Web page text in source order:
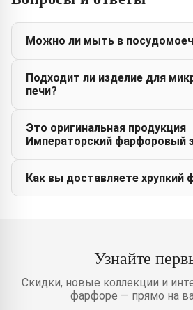
Можно ли мыть в
Подходит ли изделие для
печи?
Это оригинальная продукция
Императорский фарфоровый
Как вы доставляете хрупкий
Узнайте
Скидки, новые коллекции и
фарфоре — прямо на